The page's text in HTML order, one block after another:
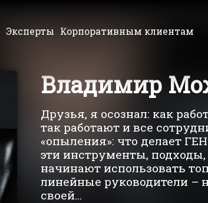
Эксперты Корпоративным клиентам
Владимир
Друзья, я осознал: как
так работают и все
«опыления»: что делает
эти инструменты,
начинают использовать
линейные руководители –
своей...